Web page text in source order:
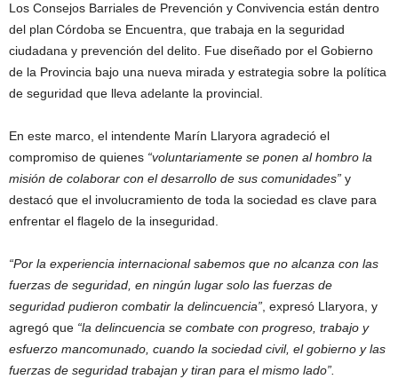
Los Consejos Barriales de Prevención y Convivencia están dentro
del plan Córdoba se Encuentra, que trabaja en la seguridad
ciudadana y prevención del delito. Fue diseñado por el Gobierno
de la Provincia bajo una nueva mirada y estrategia sobre la política
de seguridad que lleva adelante la provincial.
En este marco, el intendente Marín Llaryora agradeció el
compromiso de quienes “voluntariamente se ponen al hombro la
misión de colaborar con el desarrollo de sus comunidades” y
destacó que el involucramiento de toda la sociedad es clave para
enfrentar el flagelo de la inseguridad.
“Por la experiencia internacional sabemos que no alcanza con las
fuerzas de seguridad, en ningún lugar solo las fuerzas de
seguridad pudieron combatir la delincuencia” , expresó Llaryora, y
agregó que “la delincuencia se combate con progreso, trabajo y
esfuerzo mancomunado, cuando la sociedad civil, el gobierno y las
fuerzas de seguridad trabajan y tiran para el mismo lado”.